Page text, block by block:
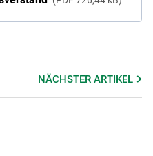
NÄCHSTERARTIKEL